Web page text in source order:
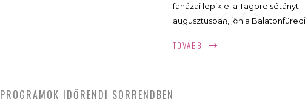
faházai lepik el a Tagore sétányt
augusztusban, jön a Balatonfüredi
legnépszerűbb borfesztiválja
TOVÁBB
PROGRAMOK IDŐRENDI SORRENDBEN